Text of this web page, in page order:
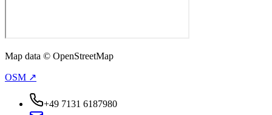
Map data © OpenStreetMap
OSM ↗
+49 7131 6187980